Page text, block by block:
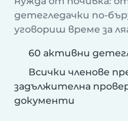
детегледачки по-
уговориш време за
60 активни
Всички членове
задължителна
документи